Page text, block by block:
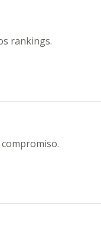
rankings.